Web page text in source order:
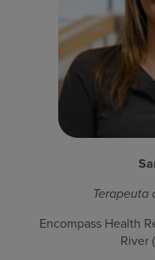
Terapeuta
Encompass Health
River